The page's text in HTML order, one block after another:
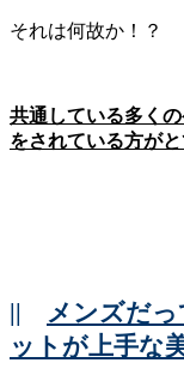
それは何故か！？
共通している多く
をされている方がと
||
メンズだ
ットが上手な